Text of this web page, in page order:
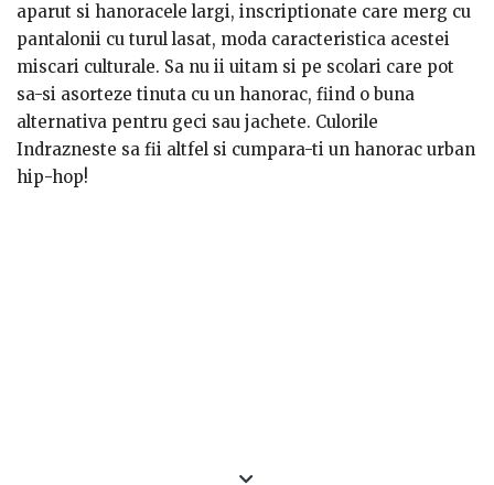
cu fermoar. Putem alege dintr-o gama larga de preturi
si firme cum ar fi Adidas, Nike, Puma, Vans, DC.
ne ocupam de cea de seara. Tinuta ideala de club e
formata din blugi si hanorace cu strasuri si diverse
modele aplicate. Si ce daca vremea e schimbatoare? Fii
cool tot timp, imbracand hanorace la moda!
aparut si hanoracele largi, inscriptionate care merg cu
pantalonii cu turul lasat, moda caracteristica acestei
miscari culturale. Sa nu ii uitam si pe scolari care pot
sa-si asorteze tinuta cu un hanorac, fiind o buna
alternativa pentru geci sau jachete. Culorile
hanoracelor sunt foarte diverse, de la culori uni pana la
cele cu combinatii de culori, in dungi sau cele cu
Indrazneste sa fii altfel si cumpara-ti un hanorac urban
hip-hop!